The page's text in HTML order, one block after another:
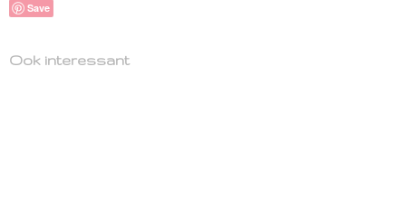
Save
Ook interessant